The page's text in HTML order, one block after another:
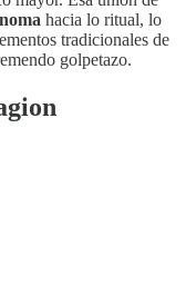
hacia lo ritual, lo
tradicionales de
golpetazo.